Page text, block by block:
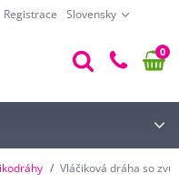
Registrace Slovensky
0
Vláčiková dráha so